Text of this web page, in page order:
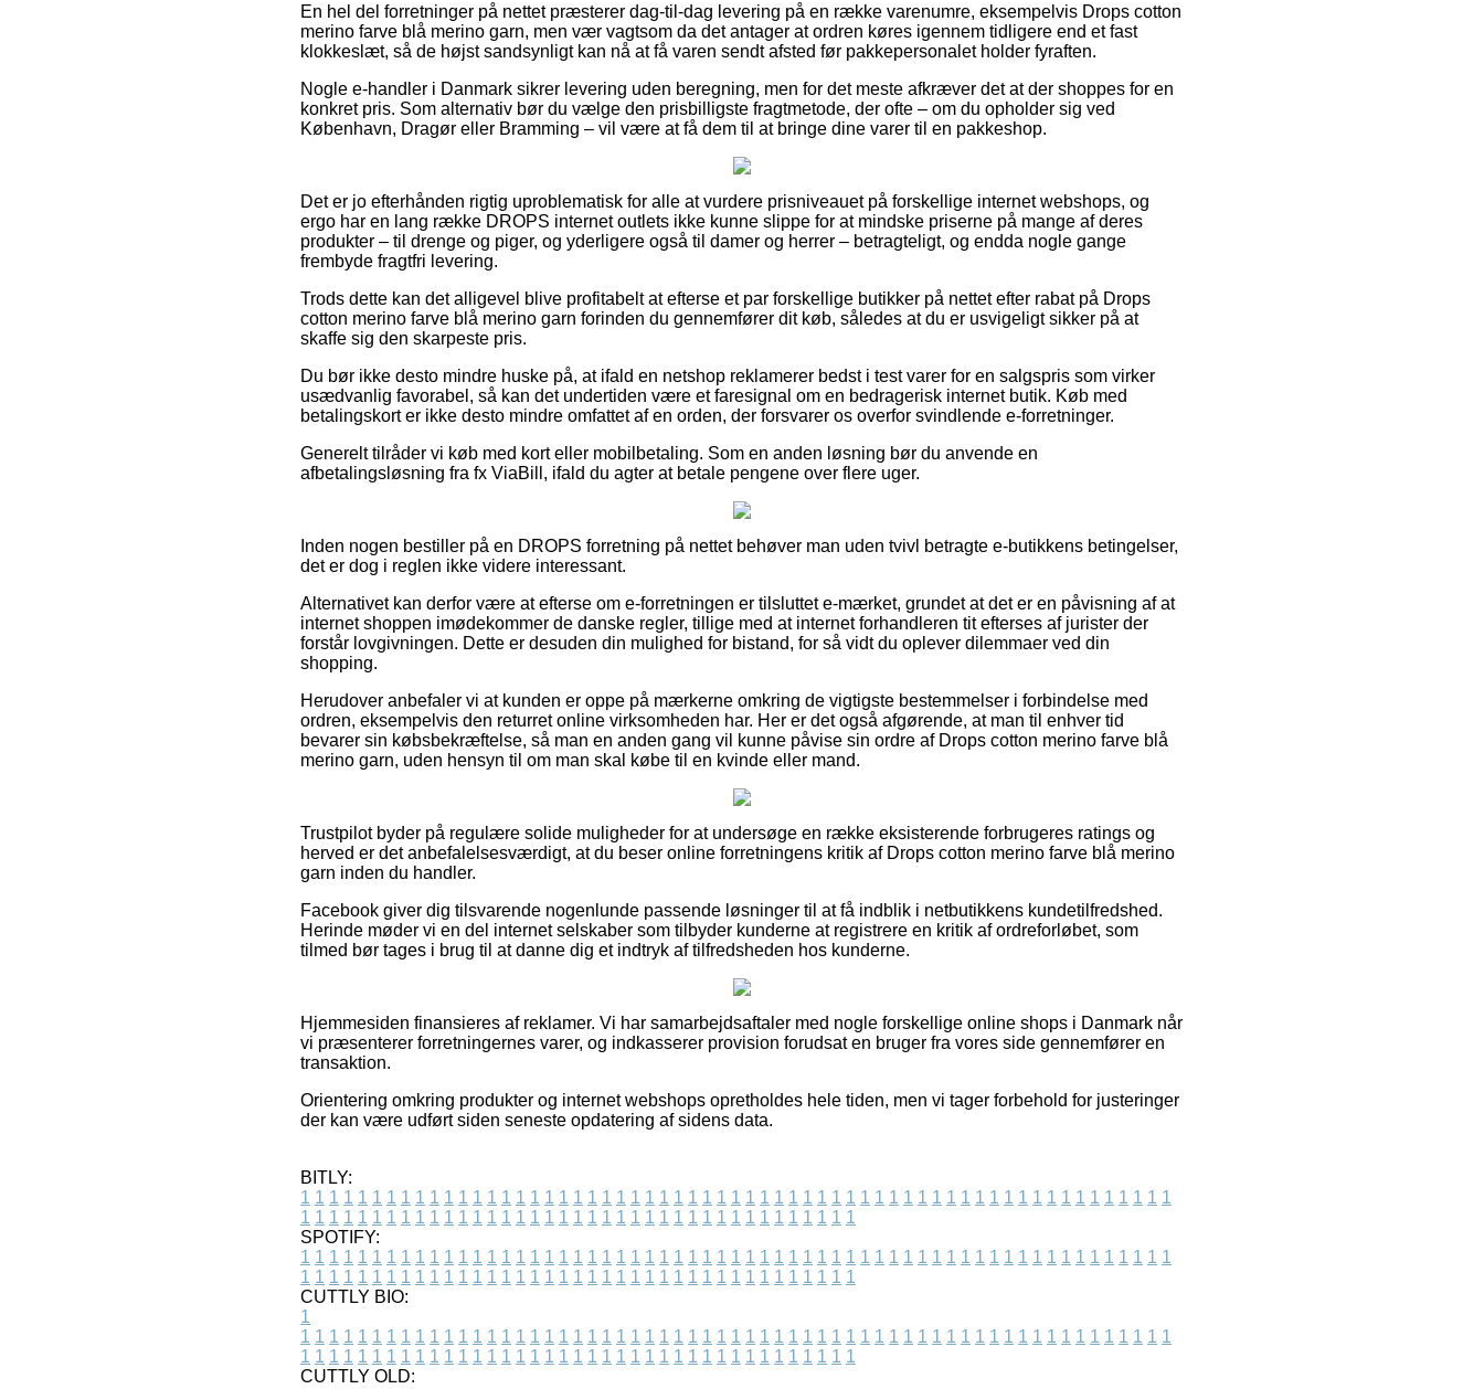
En hel del forretninger på nettet præsterer dag-til-dag levering på en række varenumre, eksempelvis Drops cotton
merino farve blå merino garn, men vær vagtsom da det antager at ordren køres igennem tidligere end et fast
klokkeslæt, så de højst sandsynligt kan nå at få varen sendt afsted før pakkepersonalet holder fyraften.
Nogle e-handler i Danmark sikrer levering uden beregning, men for det meste afkræver det at der shoppes for en
konkret pris. Som alternativ bør du vælge den prisbilligste fragtmetode, der ofte – om du opholder sig ved
København, Dragør eller Bramming – vil være at få dem til at bringe dine varer til en pakkeshop.
Det er jo efterhånden rigtig uproblematisk for alle at vurdere prisniveauet på forskellige internet webshops, og
ergo har en lang række DROPS internet outlets ikke kunne slippe for at mindske priserne på mange af deres
produkter – til drenge og piger, og yderligere også til damer og herrer – betragteligt, og endda nogle gange
frembyde fragtfri levering.
Trods dette kan det alligevel blive profitabelt at efterse et par forskellige butikker på nettet efter rabat på Drops
cotton merino farve blå merino garn forinden du gennemfører dit køb, således at du er usvigeligt sikker på at
skaffe sig den skarpeste pris.
Du bør ikke desto mindre huske på, at ifald en netshop reklamerer bedst i test varer for en salgspris som virker
usædvanlig favorabel, så kan det undertiden være et faresignal om en bedragerisk internet butik. Køb med
betalingskort er ikke desto mindre omfattet af en orden, der forsvarer os overfor svindlende e-forretninger.
Generelt tilråder vi køb med kort eller mobilbetaling. Som en anden løsning bør du anvende en
afbetalingsløsning fra fx ViaBill, ifald du agter at betale pengene over flere uger.
Inden nogen bestiller på en DROPS forretning på nettet behøver man uden tvivl betragte e-butikkens betingelser,
det er dog i reglen ikke videre interessant.
Alternativet kan derfor være at efterse om e-forretningen er tilsluttet e-mærket, grundet at det er en påvisning af at
internet shoppen imødekommer de danske regler, tillige med at internet forhandleren tit efterses af jurister der
forstår lovgivningen. Dette er desuden din mulighed for bistand, for så vidt du oplever dilemmaer ved din
shopping.
Herudover anbefaler vi at kunden er oppe på mærkerne omkring de vigtigste bestemmelser i forbindelse med
ordren, eksempelvis den returret online virksomheden har. Her er det også afgørende, at man til enhver tid
bevarer sin købsbekræftelse, så man en anden gang vil kunne påvise sin ordre af Drops cotton merino farve blå
merino garn, uden hensyn til om man skal købe til en kvinde eller mand.
Trustpilot byder på regulære solide muligheder for at undersøge en række eksisterende forbrugeres ratings og
herved er det anbefalelsesværdigt, at du beser online forretningens kritik af Drops cotton merino farve blå merino
garn inden du handler.
Facebook giver dig tilsvarende nogenlunde passende løsninger til at få indblik i netbutikkens kundetilfredshed.
Herinde møder vi en del internet selskaber som tilbyder kunderne at registrere en kritik af ordreforløbet, som
tilmed bør tages i brug til at danne dig et indtryk af tilfredsheden hos kunderne.
Hjemmesiden finansieres af reklamer. Vi har samarbejdsaftaler med nogle forskellige online shops i Danmark når
vi præsenterer forretningernes varer, og indkasserer provision forudsat en bruger fra vores side gennemfører en
transaktion.
Orientering omkring produkter og internet webshops opretholdes hele tiden, men vi tager forbehold for justeringer
der kan være udført siden seneste opdatering af sidens data.
BITLY:
1 1 1 1 1 1 1 1 1 1 1 1 1 1 1 1 1 1 1 1 1 1 1 1 1 1 1 1 1 1 1 1 1 1 1 1 1 1 1 1 1 1 1 1 1 1 1 1 1 1 1 1 1 1 1 1 1 1 1 1 1
1 1 1 1 1 1 1 1 1 1 1 1 1 1 1 1 1 1 1 1 1 1 1 1 1 1 1 1 1 1 1 1 1 1 1 1 1 1 1
SPOTIFY:
1 1 1 1 1 1 1 1 1 1 1 1 1 1 1 1 1 1 1 1 1 1 1 1 1 1 1 1 1 1 1 1 1 1 1 1 1 1 1 1 1 1 1 1 1 1 1 1 1 1 1 1 1 1 1 1 1 1 1 1 1
1 1 1 1 1 1 1 1 1 1 1 1 1 1 1 1 1 1 1 1 1 1 1 1 1 1 1 1 1 1 1 1 1 1 1 1 1 1 1
CUTTLY BIO:
1
1 1 1 1 1 1 1 1 1 1 1 1 1 1 1 1 1 1 1 1 1 1 1 1 1 1 1 1 1 1 1 1 1 1 1 1 1 1 1 1 1 1 1 1 1 1 1 1 1 1 1 1 1 1 1 1 1 1 1 1 1
1 1 1 1 1 1 1 1 1 1 1 1 1 1 1 1 1 1 1 1 1 1 1 1 1 1 1 1 1 1 1 1 1 1 1 1 1 1 1
CUTTLY OLD: